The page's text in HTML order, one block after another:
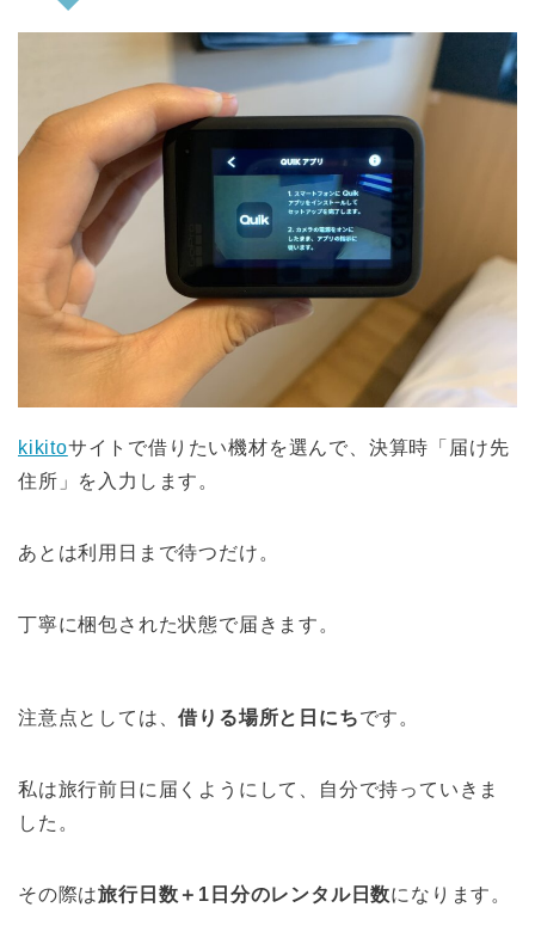
kikitoサイトで借りたい機材を選んで、決算時「届け先
住所」を入力します。
あとは利用日まで待つだけ。
丁寧に梱包された状態で届きます。
注意点としては、借りる場所と日にちです。
私は旅行前日に届くようにして、自分で持っていきま
した。
その際は旅行日数＋1日分のレンタル日数になります。